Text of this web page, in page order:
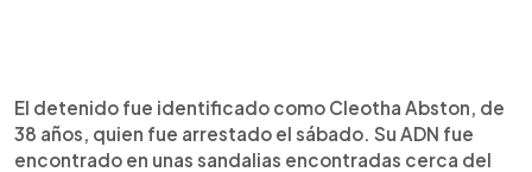
El detenido fue identificado como Cleotha Abston, de
38 años, quien fue arrestado el sábado. Su ADN fue
encontrado en unas sandalias encontradas cerca del